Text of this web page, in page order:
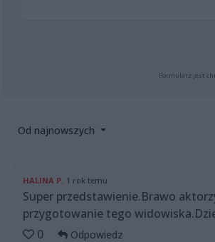
Formularz jest
Od najnowszych
HALINA P. 1 rok temu
Super przedstawienie.Brawo
przygotowanie tego
0
Odpowiedz